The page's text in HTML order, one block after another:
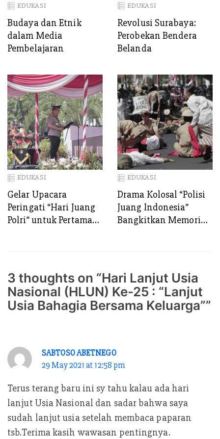
EDUKASI
Budaya dan Etnik
dalam Media
Pembelajaran
EDUKASI
Revolusi Surabaya:
Perobekan Bendera
Belanda
EDUKASI
Gelar Upacara
Peringati “Hari Juang
Polri” untuk Pertama
EDUKASI
Drama Kolosal “Polisi
Juang Indonesia”
Bangkitkan Memori
3 thoughts on “Hari Lanjut Usia
Nasional (HLUN) Ke-25 : “Lanjut
Usia Bahagia Bersama Keluarga””
SABTOSO ABETNEGO
29 May 2021 at 12:58 pm
Terus terang baru ini sy tahu kalau ada hari
lanjut Usia Nasional dan sadar bahwa saya
sudah lanjut usia setelah membaca paparan
tsb.Terima kasih wawasan pentingnya.